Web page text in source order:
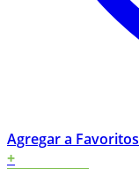
Agregar a Favoritos
+